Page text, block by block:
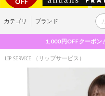
カテゴリ ブランド
1,000円OFFクーポン
LIP SERVICE （リップサービス）